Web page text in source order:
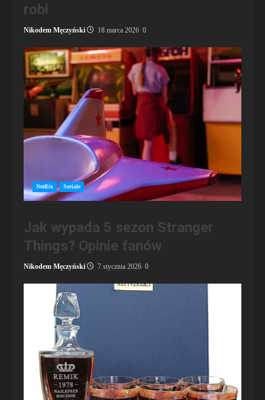
robi
Nikodem Męczyński 18 marca 2026 0
Netflix Seriale
Jak wypada 5 sezon Stranger
Things? Opinie fanów
Nikodem Męczyński 7 stycznia 2026 0